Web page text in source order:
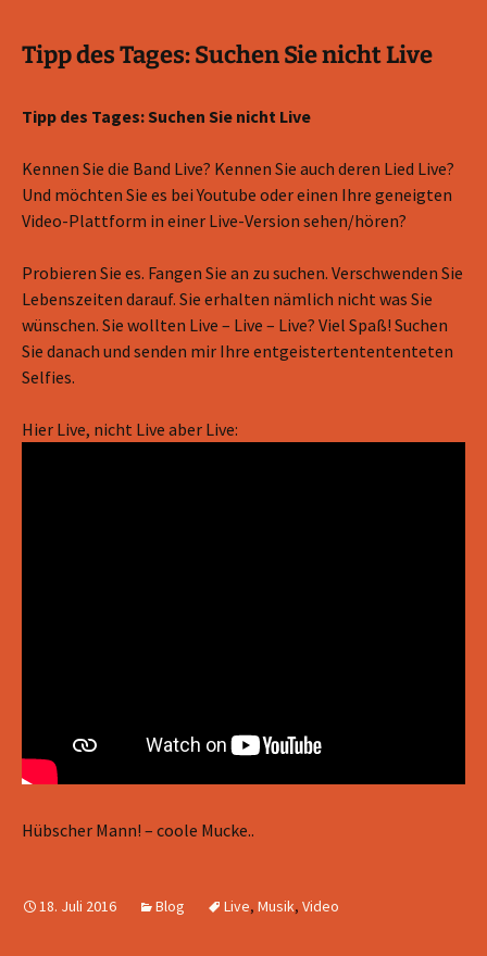
Tipp des Tages: Suchen Sie nicht Live
Tipp des Tages: Suchen Sie nicht Live
Kennen Sie die Band Live? Kennen Sie auch deren Lied Live?
Und möchten Sie es bei Youtube oder einen Ihre geneigten
Video-Plattform in einer Live-Version sehen/hören?
Probieren Sie es. Fangen Sie an zu suchen. Verschwenden Sie
Lebenszeiten darauf. Sie erhalten nämlich nicht was Sie
wünschen. Sie wollten Live – Live – Live? Viel Spaß! Suchen
Sie danach und senden mir Ihre entgeistertentententeten
Selfies.
Hier Live, nicht Live aber Live:
Hübscher Mann! – coole Mucke..
18. Juli 2016 Blog Live, Musik, Video